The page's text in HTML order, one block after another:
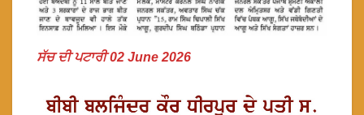
ਸੱਚ ਦੀ ਪਟਾਰੀ 02 June 2026